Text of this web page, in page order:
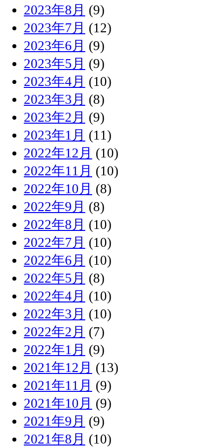
2023年8月 (9)
2023年7月 (12)
2023年6月 (9)
2023年5月 (9)
2023年4月 (10)
2023年3月 (8)
2023年2月 (9)
2023年1月 (11)
2022年12月 (10)
2022年11月 (10)
2022年10月 (8)
2022年9月 (8)
2022年8月 (10)
2022年7月 (10)
2022年6月 (10)
2022年5月 (8)
2022年4月 (10)
2022年3月 (10)
2022年2月 (7)
2022年1月 (9)
2021年12月 (13)
2021年11月 (9)
2021年10月 (9)
2021年9月 (9)
2021年8月 (10)